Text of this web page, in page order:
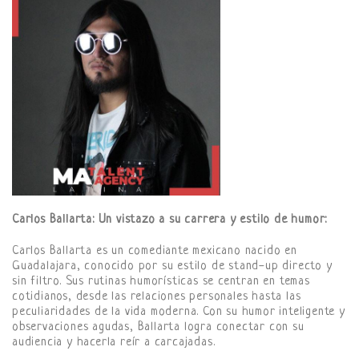
Carlos Ballarta: Un vistazo a su carrera y estilo de humor:
Carlos Ballarta es un comediante mexicano nacido en
Guadalajara, conocido por su estilo de stand-up directo y
sin filtro. Sus rutinas humorísticas se centran en temas
cotidianos, desde las relaciones personales hasta las
peculiaridades de la vida moderna. Con su humor inteligente y
observaciones agudas, Ballarta logra conectar con su
audiencia y hacerla reír a carcajadas.